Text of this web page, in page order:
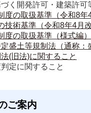
く開発許可・建築許可
度の取扱基準（令和8年
技術基準（令和8年4月改
度の取扱基準（様式編
盛土等規制法（通称：
(旧法)に関すること
定に関すること
ご案内